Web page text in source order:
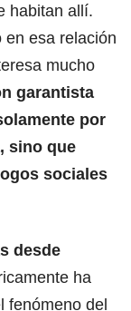
habitan allí.
en esa relación
mucho
garantista
por
sino que
sociales
desde
ha
fenómeno del